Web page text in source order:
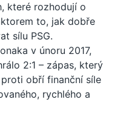
které rozhodují o
to, jak dobře
sílu PSG.
v únoru 2017,
2:1 – zápas, který
obří finanční síle
rychlého a